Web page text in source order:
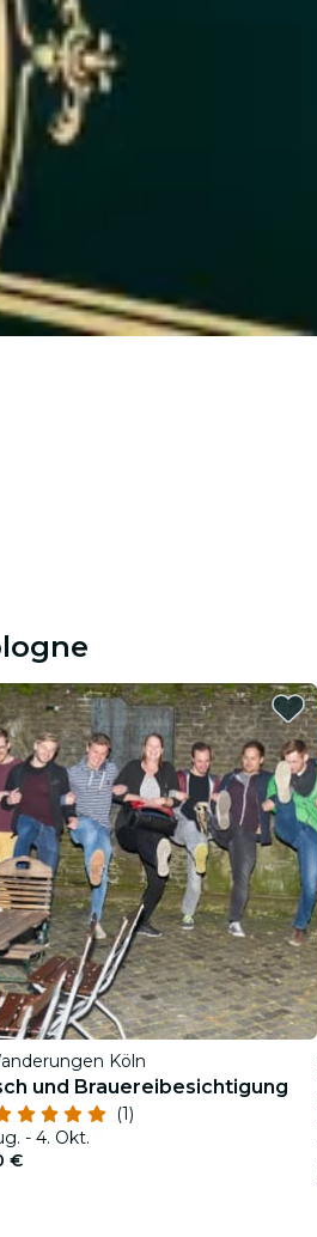
Köln
und Brauereibesichtigung
(1)
- 4. Okt.
€